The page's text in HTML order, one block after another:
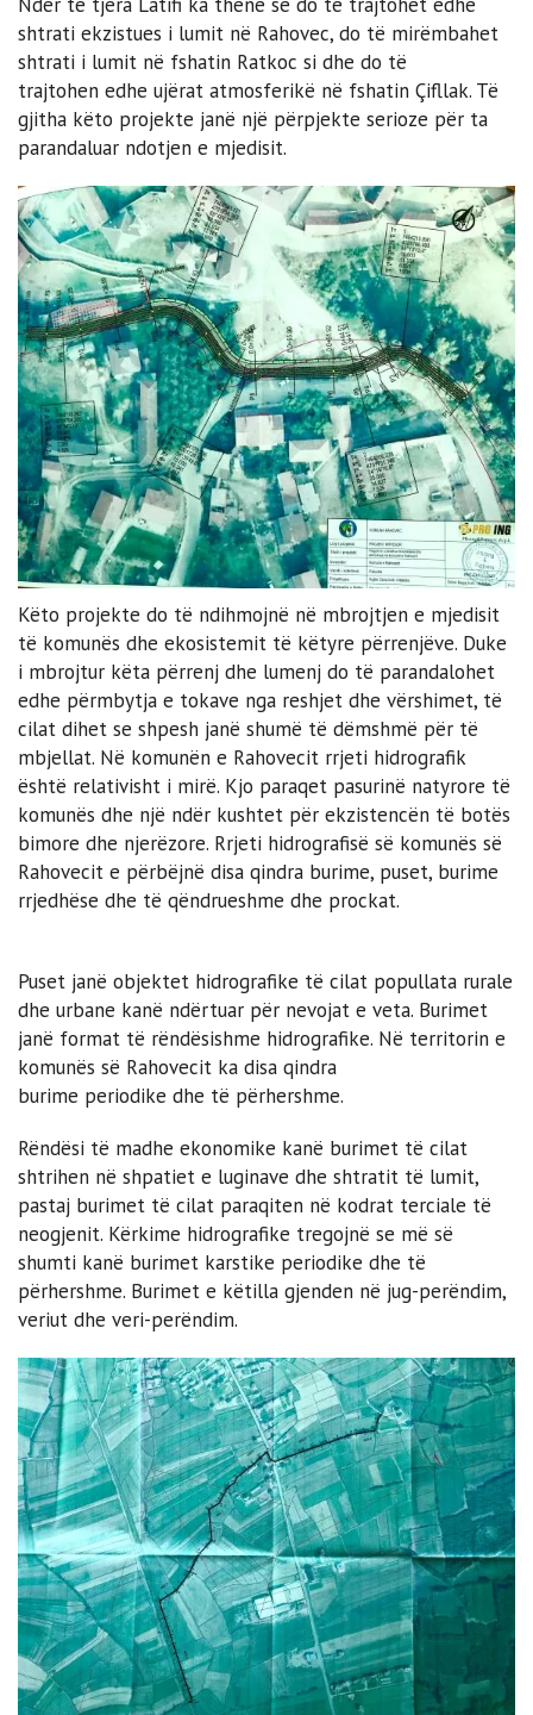
shtrati ekzistues i lumit në Rahovec, do të mirëmbahet
shtrati i lumit në fshatin Ratkoc si dhe do të
trajtohen edhe ujërat atmosferikë në fshatin Çifllak. Të
gjitha këto projekte janë një përpjekte serioze për ta
parandaluar ndotjen e mjedisit.
Këto projekte do të ndihmojnë në mbrojtjen e mjedisit
të komunës dhe ekosistemit të këtyre përrenjëve. Duke
i mbrojtur këta përrenj dhe lumenj do të parandalohet
edhe përmbytja e tokave nga reshjet dhe vërshimet, të
cilat dihet se shpesh janë shumë të dëmshmë për të
mbjellat. Në komunën e Rahovecit rrjeti hidrografik
është relativisht i mirë. Kjo paraqet pasurinë natyrore të
komunës dhe një ndër kushtet për ekzistencën të botës
bimore dhe njerëzore. Rrjeti hidrografisë së komunës së
Rahovecit e përbëjnë disa qindra burime, puset, burime
rrjedhëse dhe të qëndrueshme dhe prockat.
Puset janë objektet hidrografike të cilat popullata rurale
dhe urbane kanë ndërtuar për nevojat e veta. Burimet
janë format të rëndësishme hidrografike. Në territorin e
komunës së Rahovecit ka disa qindra
burime periodike dhe të përhershme.
Rëndësi të madhe ekonomike kanë burimet të cilat
shtrihen në shpatiet e luginave dhe shtratit të lumit,
pastaj burimet të cilat paraqiten në kodrat terciale të
neogjenit. Kërkime hidrografike tregojnë se më së
shumti kanë burimet karstike periodike dhe të
përhershme. Burimet e këtilla gjenden në jug-perëndim,
veriut dhe veri-perëndim.